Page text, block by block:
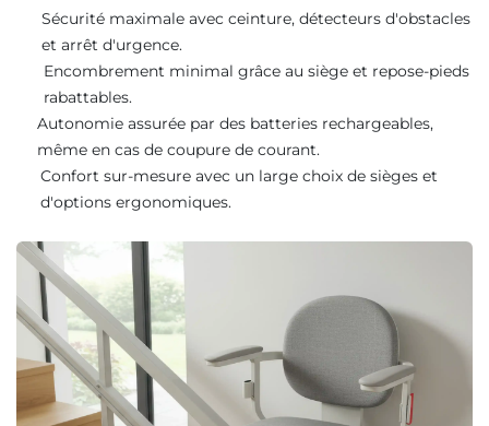
Sécurité maximale avec ceinture, détecteurs d'obstacles
et arrêt d'urgence.
Encombrement minimal grâce au siège et repose-pieds
rabattables.
Autonomie assurée par des batteries rechargeables,
même en cas de coupure de courant.
Confort sur-mesure avec un large choix de sièges et
d'options ergonomiques.